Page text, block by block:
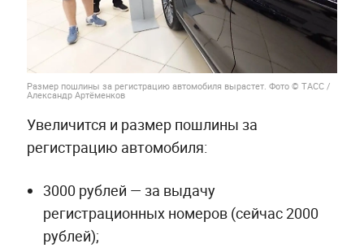
Размер пошлины за регистрацию автомобиля вырастет. Фото © ТАСС /
Александр Артёменков
Увеличится и размер пошлины за
регистрацию автомобиля:
3000 рублей — за выдачу
регистрационных номеров (сейчас 2000
рублей);